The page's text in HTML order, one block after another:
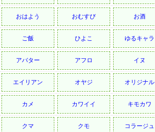
おはよう おむすび お酒
ご飯 ひよこ ゆるキャラ
アバター アフロ イヌ
エイリアン オヤジ オリジナル
カメ カワイイ キモカワ
クマ クモ コラージュ